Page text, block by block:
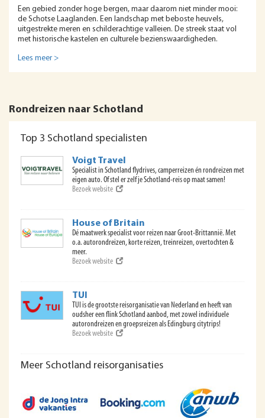
Een gebied zonder hoge bergen, maar daarom niet minder mooi:
de Schotse Laaglanden. Een landschap met beboste heuvels,
uitgestrekte meren en schilderachtige valleien. De streek staat vol
met historische kastelen en culturele bezienswaardigheden.
Lees meer >
Rondreizen naar Schotland
Top 3 Schotland specialisten
Voigt Travel
Specialist in Schotland flydrives, camperreizen én rondreizen met
eigen auto. Of stel er zelf je Schotland-reis op maat samen!
Bezoek website
House of Britain
Dé maatwerk specialist voor reizen naar Groot-Brittannië. Met
o.a. autorondreizen, korte reizen, treinreizen, overtochten &
meer.
Bezoek website
TUI
TUI is de grootste reisorganisatie van Nederland en heeft van
oudsher een flink Schotland aanbod, met zowel individuele
autorondreizen en groepsreizen als Edingburg citytrips!
Bezoek website
Meer Schotland reisorganisaties